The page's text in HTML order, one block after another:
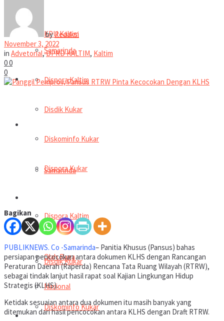
KPU Kaltim
Pendidikan
Samarinda
Dispora Kaltim
Disdik Kukar
Diskominfo Kukar
Kaltim
Samarinda
Dispora Kaltim
Disdik Kukar
Diskominfo Kukar
Dispora Kukar
Ragam
Olah Raga
Nasional
Advetorial
byRedaksi
November 3, 2022
in Advetorial,DPRD KALTIM, Kaltim
00
0
Bagikan
PUBLIKNEWS. Co -Samarinda– Panitia Khusus (Pansus) bahas
persiapan pencocokan antara dokumen KLHS dengan Rancangan
Peraturan Daerah (Raperda) Rencana Tata Ruang Wilayah (RTRW),
sebagai tindak lanjut hasil rapat soal Kajian Lingkungan Hidup
Strategis (KLHS).
Ketidak sesuaian antara dua dokumen itu masih banyak yang
ditemukan dari hasil pencocokan antara KLHS dengan Draft RTRW.